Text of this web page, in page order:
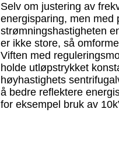
Selv om justering av
energisparing, men med
strømningshastigheten
er ikke store, så
Viften med
holde utløpstrykket
høyhastighets
å bedre reflektere
for eksempel bruk av